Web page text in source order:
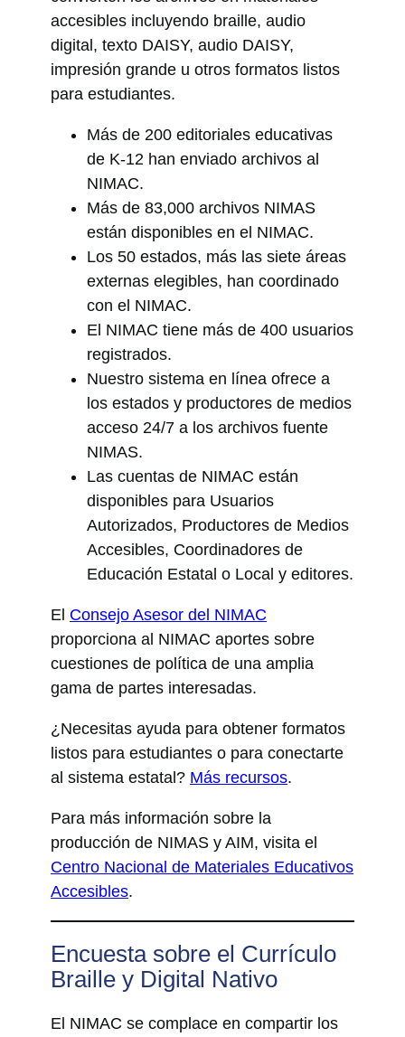
accesibles incluyendo braille, audio
digital, texto DAISY, audio DAISY,
impresión grande u otros formatos listos
para estudiantes.
Más de 200 editoriales educativas
de K-12 han enviado archivos al
NIMAC.
Más de 83,000 archivos NIMAS
están disponibles en el NIMAC.
Los 50 estados, más las siete áreas
externas elegibles, han coordinado
con el NIMAC.
El NIMAC tiene más de 400 usuarios
registrados.
Nuestro sistema en línea ofrece a
los estados y productores de medios
acceso 24/7 a los archivos fuente
NIMAS.
Las cuentas de NIMAC están
disponibles para Usuarios
Autorizados, Productores de Medios
Accesibles, Coordinadores de
Educación Estatal o Local y editores.
El Consejo Asesor del NIMAC
proporciona al NIMAC aportes sobre
cuestiones de política de una amplia
gama de partes interesadas.
¿Necesitas ayuda para obtener formatos
listos para estudiantes o para conectarte
al sistema estatal? Más recursos.
Para más información sobre la
producción de NIMAS y AIM, visita el
Centro Nacional de Materiales Educativos
Accesibles.
Encuesta sobre el Currículo
Braille y Digital Nativo
El NIMAC se complace en compartir los